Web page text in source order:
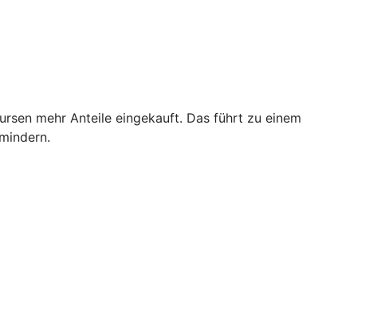
mehr Anteile eingekauft. Das führt zu einem